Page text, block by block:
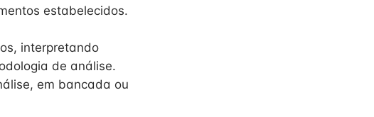
estabelecidos.
interpretando
de análise.
em bancada ou